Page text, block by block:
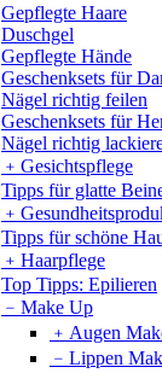
Gepflegte Haare
Duschgel
Gepflegte Hände
Geschenksets für
Nägel richtig feilen
Geschenksets für
Nägel richtig
﹢ Gesichtspflege
Tipps für glatte
﹢
Tipps für schöne
﹢ Haarpflege
Top Tipps: Epilieren
﹣ Make Up
﹢ Augen
﹣ Lippen